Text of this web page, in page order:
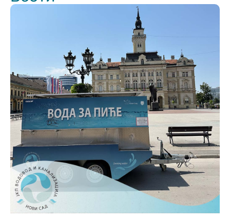
website.
interests and
behavior as
you visit our
site, you
increase the
chance of
seeing
personalized
content and
offers.